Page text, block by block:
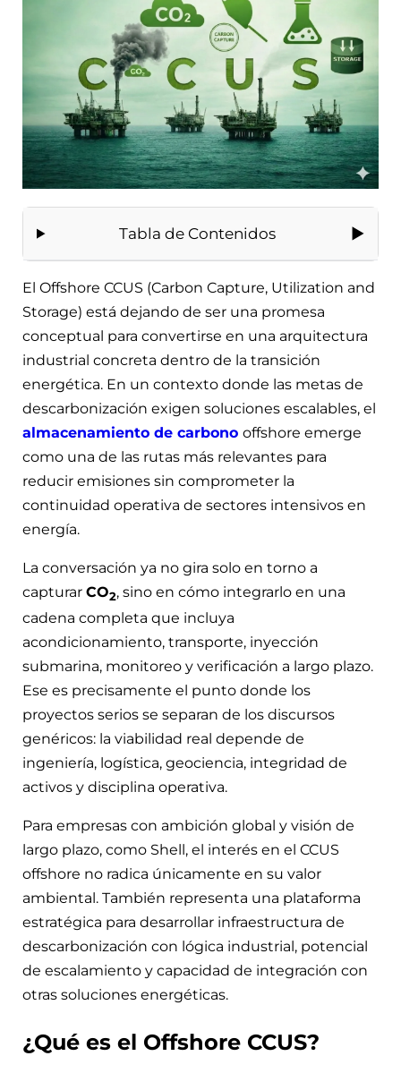
Tabla de Contenidos
El Offshore CCUS (Carbon Capture, Utilization and
Storage) está dejando de ser una promesa
conceptual para convertirse en una arquitectura
industrial concreta dentro de la transición
energética. En un contexto donde las metas de
descarbonización exigen soluciones escalables, el
almacenamiento de carbono offshore emerge
como una de las rutas más relevantes para
reducir emisiones sin comprometer la
continuidad operativa de sectores intensivos en
energía.
La conversación ya no gira solo en torno a
capturar CO2, sino en cómo integrarlo en una
cadena completa que incluya
acondicionamiento, transporte, inyección
submarina, monitoreo y verificación a largo plazo.
Ese es precisamente el punto donde los
proyectos serios se separan de los discursos
genéricos: la viabilidad real depende de
ingeniería, logística, geociencia, integridad de
activos y disciplina operativa.
Para empresas con ambición global y visión de
largo plazo, como Shell, el interés en el CCUS
offshore no radica únicamente en su valor
ambiental. También representa una plataforma
estratégica para desarrollar infraestructura de
descarbonización con lógica industrial, potencial
de escalamiento y capacidad de integración con
otras soluciones energéticas.
¿Qué es el Offshore CCUS?